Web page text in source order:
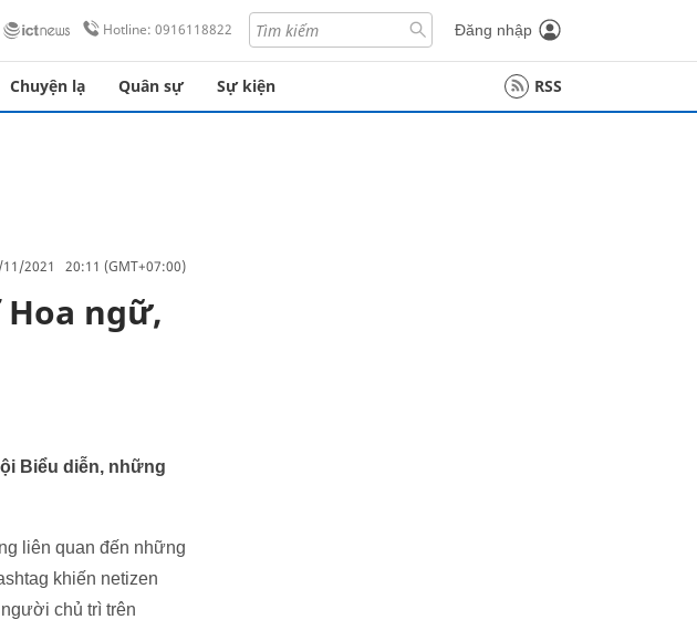
Hotline: 0916118822 Đăng nhập
Chuyện lạ Quân sự Sự kiện RSS
2021 20:11 (GMT+07:00)
ngữ,
Biểu diễn, những
liên quan đến những
khiến netizen
chủ trì trên